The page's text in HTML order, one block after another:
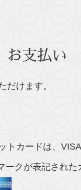
お支払い
だけます。
トカードは、
ークが表記された